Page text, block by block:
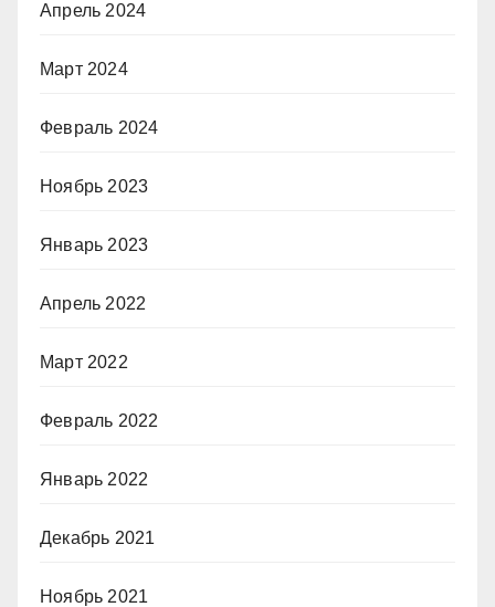
Апрель 2024
Март 2024
Февраль 2024
Ноябрь 2023
Январь 2023
Апрель 2022
Март 2022
Февраль 2022
Январь 2022
Декабрь 2021
Ноябрь 2021